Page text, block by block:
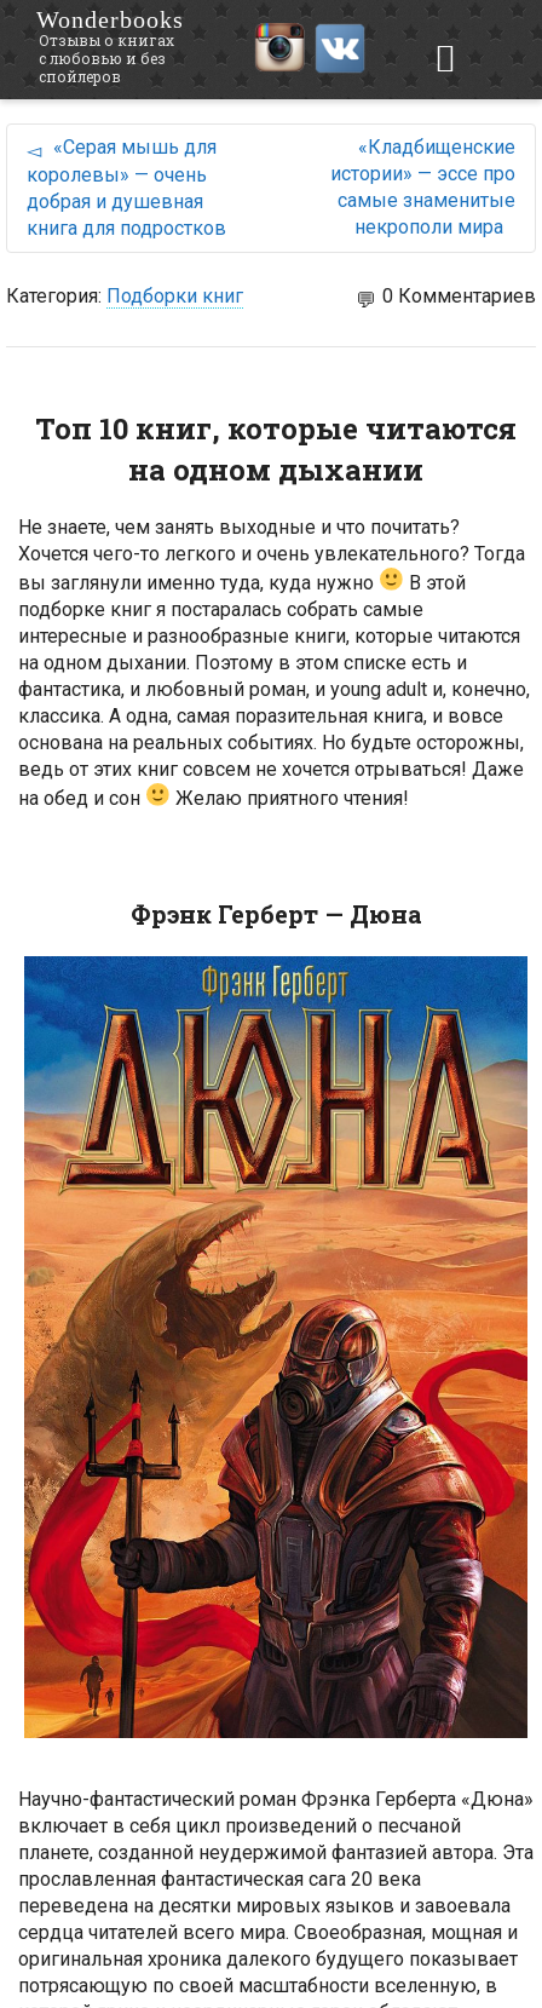
Wonderbooks
Отзывы о книгах
с любовью и без
спойлеров
«Серая мышь для
королевы» — очень
добрая и душевная
книга для подростков
«Кладбищенские
истории» — эссе про
самые знаменитые
некрополи мира
Категория: Подборки книг 0 Комментариев
Топ 10 книг, которые читаются
на одном дыхании
Не знаете, чем занять выходные и что почитать?
Хочется чего-то легкого и очень увлекательного? Тогда
вы заглянули именно туда, куда нужно
В этой
подборке книг я постаралась собрать самые
интересные и разнообразные книги, которые читаются
на одном дыхании. Поэтому в этом списке есть и
фантастика, и любовный роман, и young adult и, конечно,
классика. А одна, самая поразительная книга, и вовсе
основана на реальных событиях. Но будьте осторожны,
ведь от этих книг совсем не хочется отрываться! Даже
на обед и сон
Желаю приятного чтения!
Фрэнк Герберт — Дюна
Научно-фантастический роман Фрэнка Герберта «Дюна»
включает в себя цикл произведений о песчаной
планете, созданной неудержимой фантазией автора. Эта
прославленная фантастическая сага 20 века
переведена на десятки мировых языков и завоевала
сердца читателей всего мира. Своеобразная, мощная и
оригинальная хроника далекого будущего показывает
потрясающую по своей масштабности вселенную, в